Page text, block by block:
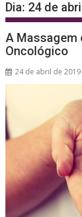
Dia: 24 de
A Massagem
Oncológico
24 de abril de 2019